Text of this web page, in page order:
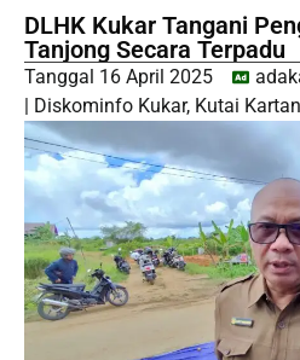
DLHK Kukar Tangani
Tanjong Secara Terpadu
Tanggal 16 April 2025
Diskominfo Kukar, Kutai